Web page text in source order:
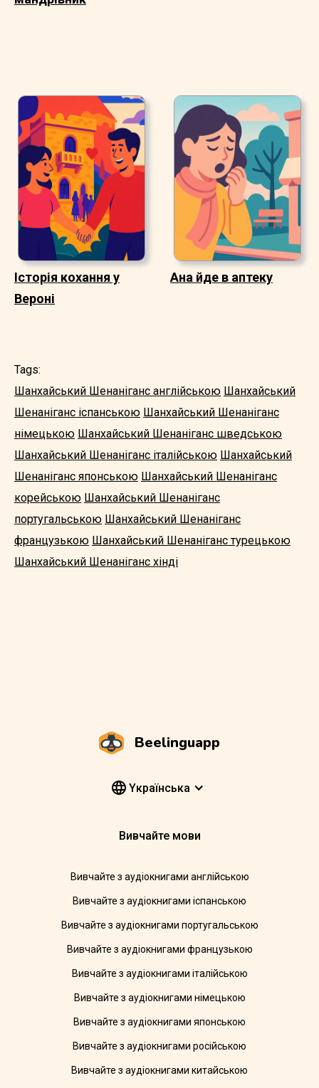
Історія кохання у
Вероні
Ана йде в аптеку
Tags:
Шанхайський Шенаніганс англійською Шанхайський
Шенаніганс іспанською Шанхайський Шенаніганс
німецькою Шанхайський Шенаніганс шведською
Шанхайський Шенаніганс італійською Шанхайський
Шенаніганс японською Шанхайський Шенаніганс
корейською Шанхайський Шенаніганс
португальською Шанхайський Шенаніганс
французькою Шанхайський Шенаніганс турецькою
Шанхайський Шенаніганс хінді
Beelinguapp
Yкраїнська
Вивчайте мови
Вивчайте з аудіокнигами англійською
Вивчайте з аудіокнигами іспанською
Вивчайте з аудіокнигами португальською
Вивчайте з аудіокнигами французькою
Вивчайте з аудіокнигами італійською
Вивчайте з аудіокнигами німецькою
Вивчайте з аудіокнигами японською
Вивчайте з аудіокнигами російською
Вивчайте з аудіокнигами китайською